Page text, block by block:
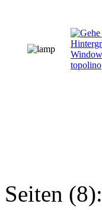
topolino
Seiten (8):